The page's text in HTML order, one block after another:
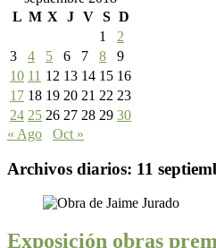
L M X J V S D
1
2
3
4 5 6 7 8
9
10 11 12 13 14 15 16
17 18 19 20 21 22 23
24 25 26 27 28 29 30
« Ago
Oct »
Archivos diarios: 11
Exposición obras